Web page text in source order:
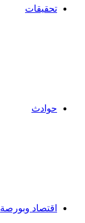
تحقيقات
حوادث
اقتصاد وبورصة